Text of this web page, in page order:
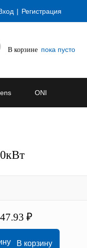
Регистрация
В корзине пока пусто
ONI
₽
В корзину